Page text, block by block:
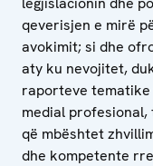
qeverisjen e mirë
avokimit; si dhe
aty ku nevojitet,
raporteve
medial
që mbështet
dhe kompetente